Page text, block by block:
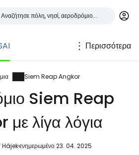
Περισσότερα
Siem Reap Angkor
Siem Reap
λίγα λόγια
Hájekενημερωμένο 23. 04. 2025
στο Cestee
κοινότητα
με την Google
με το Facebook